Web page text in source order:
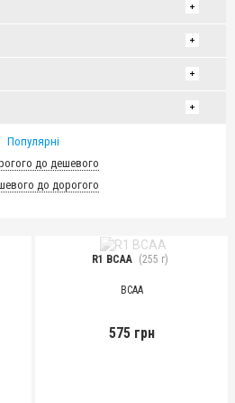
Популярні
до дешевого
до дорогого
R1 BCAA (255 г)
BCAA
575 грн